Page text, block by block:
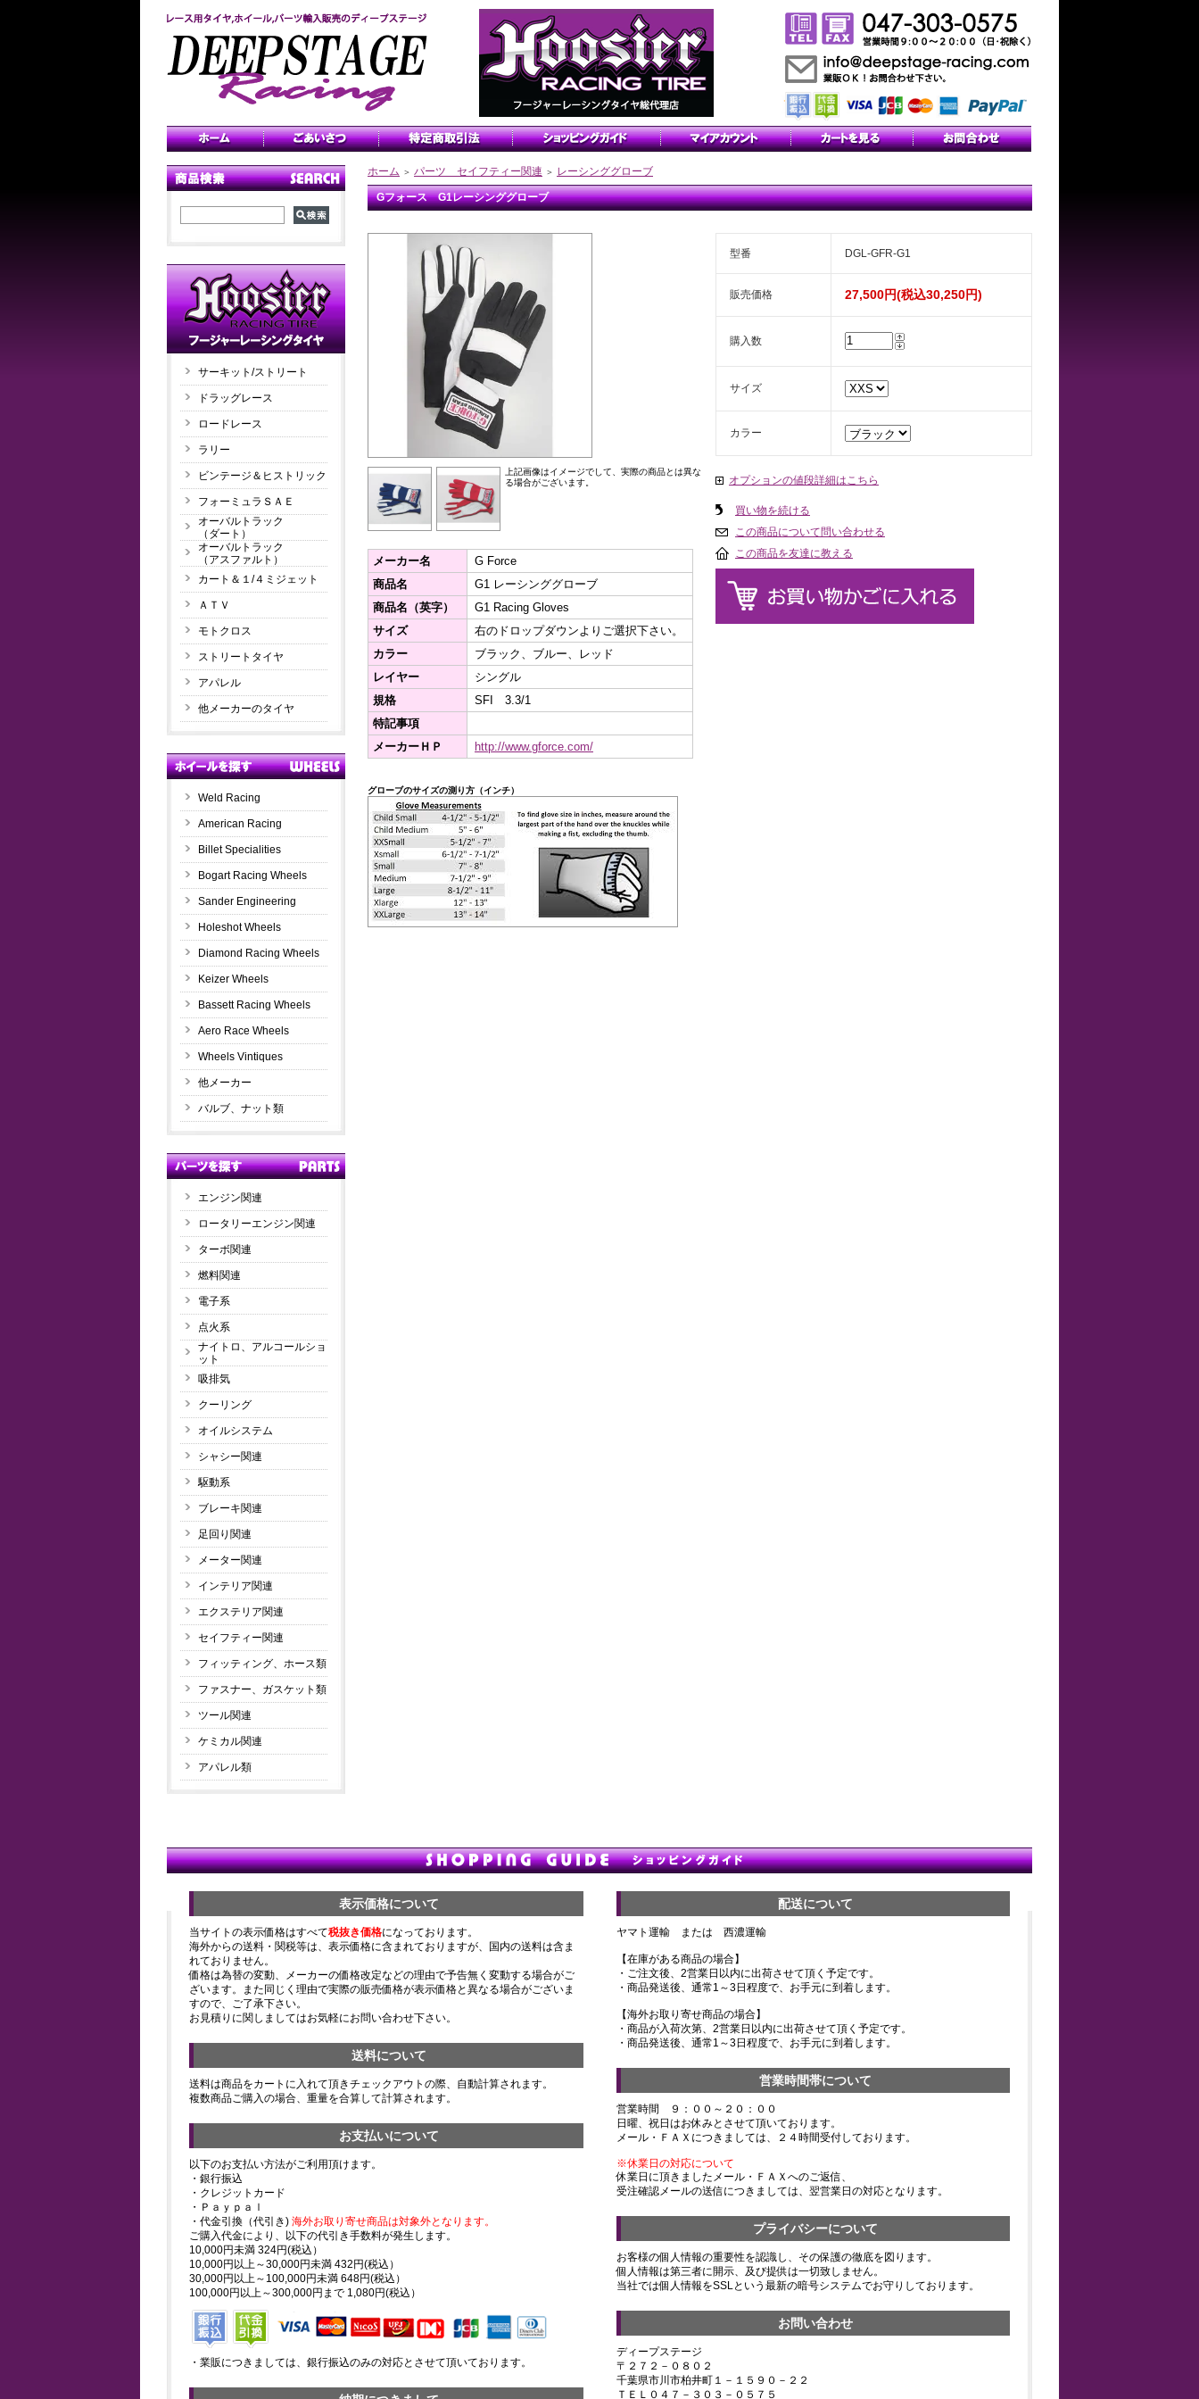
サーキット/ストリート
ドラッグレース
ロードレース
ラリー
ビンテージ＆ヒストリック
フォーミュラＳＡＥ
オーバルトラック
（ダート）
オーバルトラック
（アスファルト）
カート＆１/４ミジェット
ＡＴＶ
モトクロス
ストリートタイヤ
アパレル
他メーカーのタイヤ
Weld Racing
American Racing
Billet Specialities
Bogart Racing Wheels
Sander Engineering
Holeshot Wheels
Diamond Racing Wheels
Keizer Wheels
Bassett Racing Wheels
Aero Race Wheels
Wheels Vintiques
他メーカー
バルブ、ナット類
エンジン関連
ロータリーエンジン関連
ターボ関連
燃料関連
電子系
点火系
ナイトロ、アルコールショ
ット
吸排気
クーリング
オイルシステム
シャシー関連
駆動系
ブレーキ関連
足回り関連
メーター関連
インテリア関連
エクステリア関連
セイフティー関連
フィッティング、ホース類
ファスナー、ガスケット類
ツール関連
ケミカル関連
アパレル類
ホーム ＞ パーツ セイフティー関連 ＞ レーシンググローブ
Gフォース G1レーシンググローブ
上記画像はイメージでして、実際の商品とは異な
る場合がございます。
メーカー名
G Force
商品名
G1 レーシンググローブ
商品名（英字）
G1 Racing Gloves
サイズ
右のドロップダウンよりご選択下さい。
カラー
ブラック、ブルー、レッド
レイヤー
シングル
規格
SFI 3.3/1
特記事項
メーカーＨＰ
http://www.gforce.com/
グローブのサイズの測り方（インチ）
型番 DGL-GFR-G1
販売価格 27,500円(税込30,250円)
購入数
サイズ
カラー
オプションの値段詳細はこちら
買い物を続ける
この商品について問い合わせる
この商品を友達に教える
表示価格について
当サイトの表示価格はすべて税抜き価格になっております。
海外からの送料・関税等は、表示価格に含まれておりますが、国内の送料は含ま
れておりません。
価格は為替の変動、メーカーの価格改定などの理由で予告無く変動する場合がご
ざいます。また同じく理由で実際の販売価格が表示価格と異なる場合がございま
すので、ご了承下さい。
お見積りに関しましてはお気軽にお問い合わせ下さい。
送料について
送料は商品をカートに入れて頂きチェックアウトの際、自動計算されます。
複数商品ご購入の場合、重量を合算して計算されます。
お支払いについて
以下のお支払い方法がご利用頂けます。
・銀行振込
・クレジットカード
・Ｐａｙｐａｌ
・代金引換（代引き) 海外お取り寄せ商品は対象外となります。
ご購入代金により、以下の代引き手数料が発生します。
10,000円未満 324円(税込）
10,000円以上～30,000円未満 432円(税込）
30,000円以上～100,000円未満 648円(税込）
100,000円以上～300,000円まで 1,080円(税込）
・業販につきましては、銀行振込のみの対応とさせて頂いております。
配送について
ヤマト運輸 または 西濃運輸
【在庫がある商品の場合】
・ご注文後、2営業日以内に出荷させて頂く予定です。
・商品発送後、通常1～3日程度で、お手元に到着します。
【海外お取り寄せ商品の場合】
・商品が入荷次第、2営業日以内に出荷させて頂く予定です。
・商品発送後、通常1～3日程度で、お手元に到着します。
営業時間帯について
営業時間 ９：００～２０：００
日曜、祝日はお休みとさせて頂いております。
メール・ＦＡＸにつきましては、２４時間受付しております。
※休業日の対応について
休業日に頂きましたメール・ＦＡＸへのご返信、
受注確認メールの送信につきましては、翌営業日の対応となります。
プライバシーについて
お客様の個人情報の重要性を認識し、その保護の徹底を図ります。
個人情報は第三者に開示、及び提供は一切致しません。
当社では個人情報をSSLという最新の暗号システムでお守りしております。
お問い合わせ
ディープステージ
〒２７２－０８０２
千葉県市川市柏井町１－１５９０－２２
ＴＥＬ０４７－３０３－０５７５